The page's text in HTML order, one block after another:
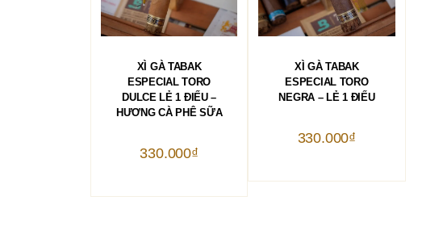
THÊM VÀO GIỎ HÀNG
XÌ GÀ TABAK
ESPECIAL TORO
DULCE LẺ 1 ĐIẾU –
HƯƠNG CÀ PHÊ SỮA
330.000₫
THÊM VÀO GIỎ HÀNG
XÌ GÀ TABAK
ESPECIAL TORO
NEGRA – LẺ 1 ĐIẾU
330.000₫